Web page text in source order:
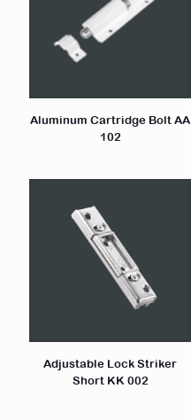
Aluminum Cartridge Bolt AA
102
Adjustable Lock Striker
Short KK 002